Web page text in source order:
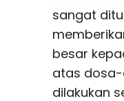
sangat
besar
atas
dilakukan